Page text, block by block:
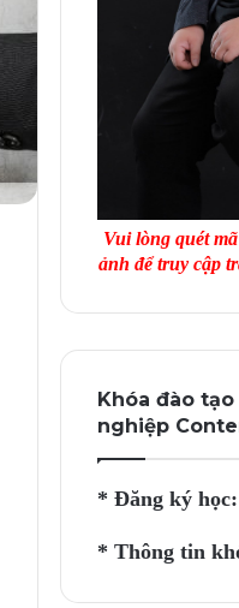
Vui lòng quét
ảnh để truy cập
Khóa đào
nghiệp
* Đăng ký
* Thông tin